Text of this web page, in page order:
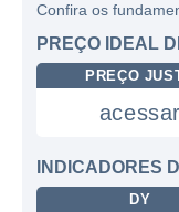
Confira os
PREÇO IDEAL
PREÇO
acessar
INDICADORES
DY